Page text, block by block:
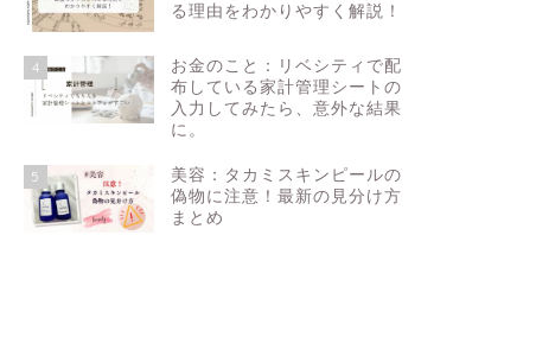
る理由をわかりやすく解説！
4
お金のこと：リベシティで配
布している家計管理シートの
入力してみたら、意外な結果
に。
5
美容：タカミスキンピールの
偽物に注意！最新の見分け方
まとめ